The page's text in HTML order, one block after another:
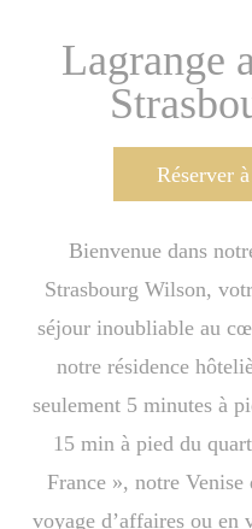
Lagrange
Réserver
Bienvenue dans
Strasbourg Wilson,
séjour inoubliable au
notre résidence
seulement 5 minutes à
15 min à pied du
France », notre
voyage d’affaires ou en